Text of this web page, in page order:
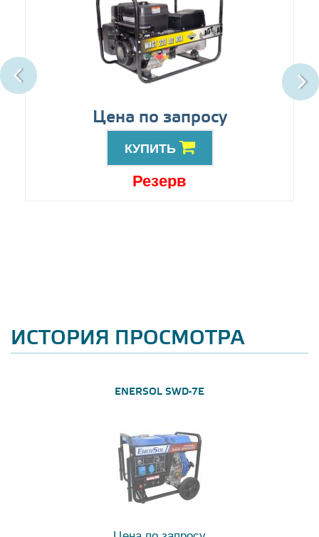
Цена по запросу
КУПИТЬ
Резерв
ИСТОРИЯ ПРОСМОТРА
ENERSOL SWD-7E